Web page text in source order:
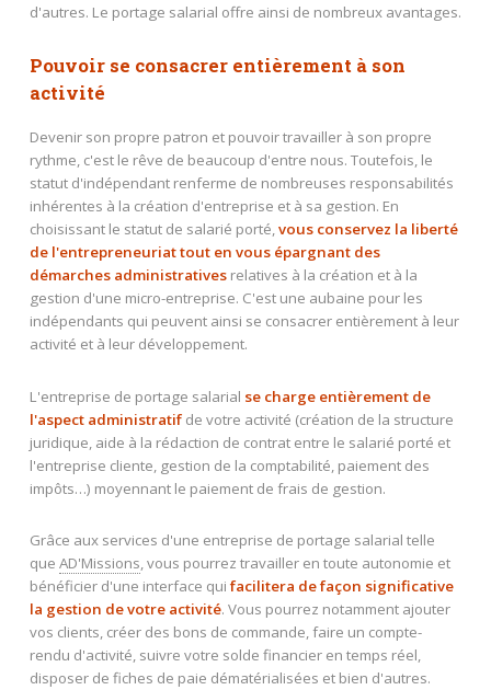
d'autres. Le portage salarial offre ainsi de nombreux avantages.
Pouvoir se consacrer entièrement à son
activité
Devenir son propre patron et pouvoir travailler à son propre
rythme, c'est le rêve de beaucoup d'entre nous. Toutefois, le
statut d'indépendant renferme de nombreuses responsabilités
inhérentes à la création d'entreprise et à sa gestion. En
choisissant le statut de salarié porté,vous conservez la liberté
de l'entrepreneuriat tout en vous épargnant des
démarches administrativesrelatives à la création et à la
gestion d'une micro-entreprise. C'est une aubaine pour les
indépendants qui peuvent ainsi se consacrer entièrement à leur
activité et à leur développement.
L'entreprise de portage salarial se charge entièrement de
l'aspect administratifde votre activité (création de la structure
juridique, aide à la rédaction de contrat entre le salarié porté et
l'entreprise cliente, gestion de la comptabilité, paiement des
impôts…) moyennant le paiement de frais de gestion.
Grâce aux services d'une entreprise de portage salarial telle
que AD'Missions, vous pourrez travailler en toute autonomie et
bénéficier d'une interface quifacilitera de façon significative
la gestion de votre activité. Vous pourrez notamment ajouter
vos clients, créer des bons de commande, faire un compte-
rendu d'activité, suivre votre solde financier en temps réel,
disposer de fiches de paie dématérialisées et bien d'autres.